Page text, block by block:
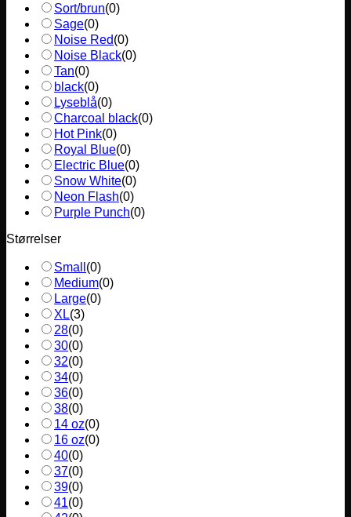
Sort/brun(0)
Sage(0)
Noise Red(0)
Noise Black(0)
Tan(0)
black(0)
Lyseblå(0)
Charcoal black(0)
Hot Pink(0)
Royal Blue(0)
Electric Blue(0)
Snow White(0)
Neon Flash(0)
Purple Punch(0)
Størrelser
Small (0)
Medium(0)
Large(0)
XL(3)
28(0)
30(0)
32(0)
34(0)
36(0)
38(0)
14 oz(0)
16 oz(0)
40(0)
37(0)
39(0)
41(0)